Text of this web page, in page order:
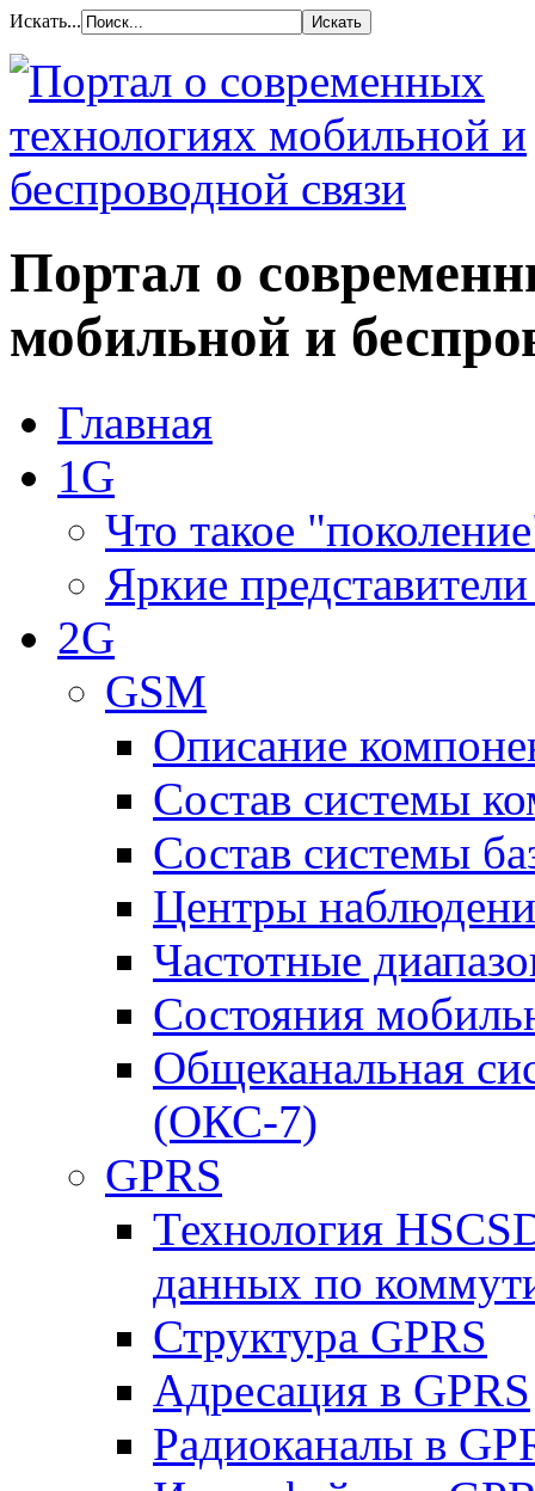
Искать...
Портал о
мобильной и
Главная
1G
Что такое
Яркие
2G
GSM
Описание
Состав системы
Состав системы
Центры
Частотные
Состояния
Общеканальная
(ОКС-7)
GPRS
Технология
данных по
Структура GPRS
Адресация в GPRS
Радиоканалы в